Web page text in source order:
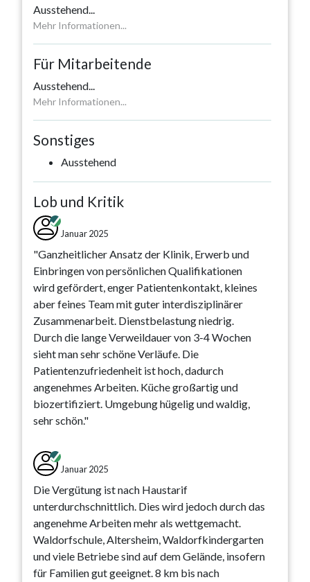
Ausstehend...
Mehr Informationen...
Für Mitarbeitende
Ausstehend...
Mehr Informationen...
Sonstiges
Ausstehend
Lob und Kritik
Januar 2025
"Ganzheitlicher Ansatz der Klinik, Erwerb und
Einbringen von persönlichen Qualifikationen
wird gefördert, enger Patientenkontakt, kleines
aber feines Team mit guter interdisziplinärer
Zusammenarbeit. Dienstbelastung niedrig.
Durch die lange Verweildauer von 3-4 Wochen
sieht man sehr schöne Verläufe. Die
Patientenzufriedenheit ist hoch, dadurch
angenehmes Arbeiten. Küche großartig und
biozertifiziert. Umgebung hügelig und waldig,
sehr schön."
Januar 2025
Die Vergütung ist nach Haustarif
unterdurchschnittlich. Dies wird jedoch durch das
angenehme Arbeiten mehr als wettgemacht.
Waldorfschule, Altersheim, Waldorfkindergarten
und viele Betriebe sind auf dem Gelände, insofern
für Familien gut geeignet. 8 km bis nach